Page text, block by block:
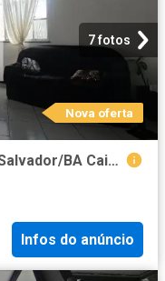
7 fotos
Nova oferta
Apartamento para Locação em Salvador/BA Caixa D'Água 3 Quartos
Infos do anúncio